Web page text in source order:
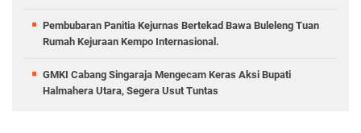
Pembubaran Panitia Kejurnas Bertekad Bawa Buleleng Tuan
Rumah Kejuraan Kempo Internasional.
GMKI Cabang Singaraja Mengecam Keras Aksi Bupati
Halmahera Utara, Segera Usut Tuntas